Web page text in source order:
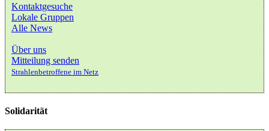
Kontaktgesuche
Lokale Gruppen
Alle News
Über uns
Mitteilung senden
Strahlenbetroffene im Netz
Solidarität